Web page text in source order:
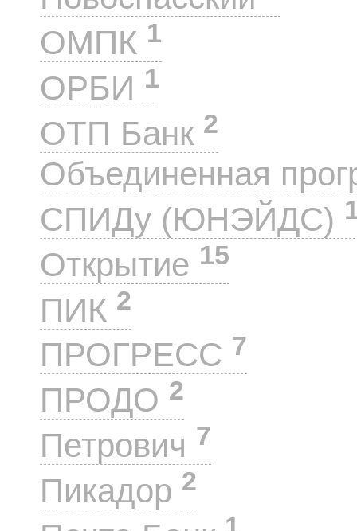
ОМПК 1
ОРБИ 1
ОТП Банк 2
Объединенная
СПИДу (ЮНЭЙДС)
Открытие 15
ПИК 2
ПРОГРЕСС 7
ПРОДО 2
Петрович 7
Пикадор 2